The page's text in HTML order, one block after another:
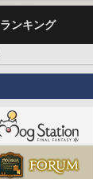
ランキング